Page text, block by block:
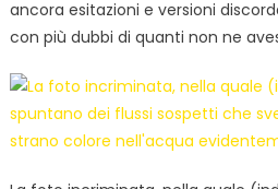
ancora esitazioni e versioni
con più dubbi di quanti non ne